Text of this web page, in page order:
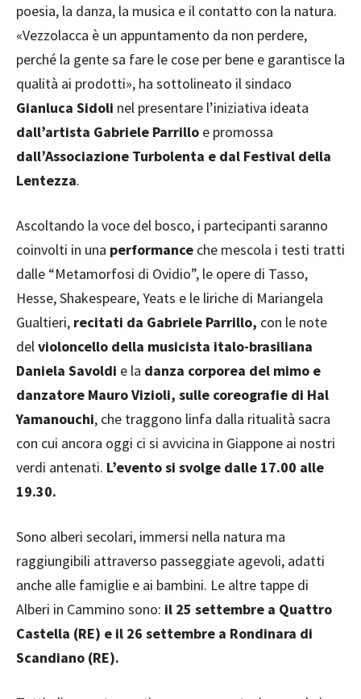
poesia, la danza, la musica e il contatto con la natura.
«Vezzolacca è un appuntamento da non perdere,
perché la gente sa fare le cose per bene e garantisce la
qualità ai prodotti», ha sottolineato il sindaco
Gianluca Sidoli nel presentare l’iniziativa ideata
dall’artista Gabriele Parrillo e promossa
dall’Associazione Turbolenta e dal Festival della
Lentezza.
Ascoltando la voce del bosco, i partecipanti saranno
coinvolti in una performance che mescola i testi tratti
dalle “Metamorfosi di Ovidio”, le opere di Tasso,
Hesse, Shakespeare, Yeats e le liriche di Mariangela
Gualtieri, recitati da Gabriele Parrillo, con le note
del violoncello della musicista italo-brasiliana
Daniela Savoldi e la danza corporea del mimo e
danzatore Mauro Vizioli, sulle coreografie di Hal
Yamanouchi, che traggono linfa dalla ritualità sacra
con cui ancora oggi ci si avvicina in Giappone ai nostri
verdi antenati. L’evento si svolge dalle 17.00 alle
19.30.
Sono alberi secolari, immersi nella natura ma
raggiungibili attraverso passeggiate agevoli, adatti
anche alle famiglie e ai bambini. Le altre tappe di
Alberi in Cammino sono: il 25 settembre a Quattro
Castella (RE) e il 26 settembre a Rondinara di
Scandiano (RE).